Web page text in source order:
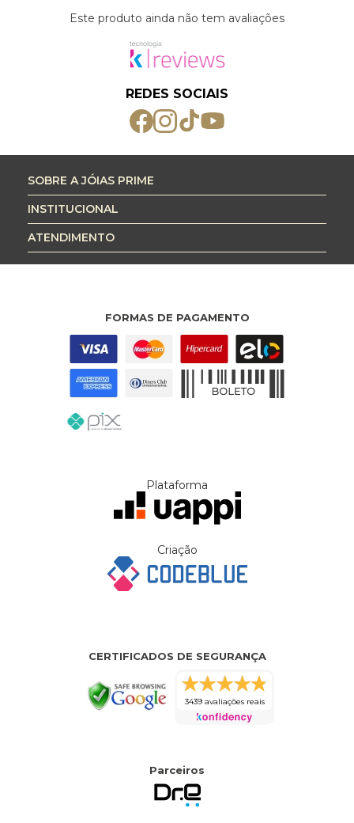
Este produto ainda não tem avaliações
REDES SOCIAIS
SOBRE A JÓIAS PRIME
INSTITUCIONAL
ATENDIMENTO
FORMAS DE PAGAMENTO
Plataforma
Criação
CERTIFICADOS DE SEGURANÇA
3439 avaliações reais
Parceiros